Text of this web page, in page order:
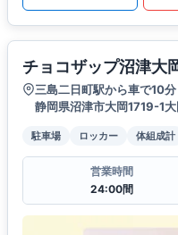
チョコザップ沼津大
三島二日町駅から車で10分
静岡県沼津市大岡1719-1
駐車場 ロッカー 体組成計
営業時間
24:00間